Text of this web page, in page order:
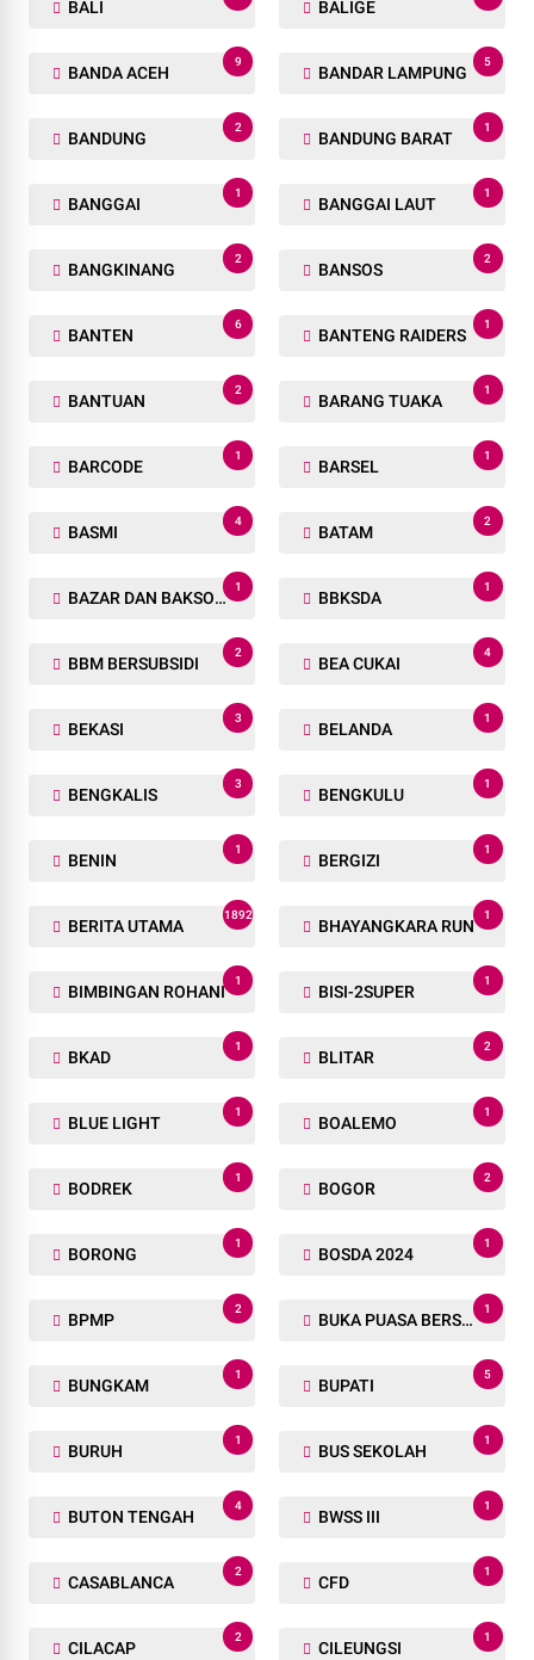
BALI BALIGE
BANDA ACEH
9
BANDAR LAMPUNG
5
BANDUNG
2
BANDUNG BARAT
1
BANGGAI
1
BANGGAI LAUT
1
BANGKINANG
2
BANSOS
2
BANTEN
6
BANTENG RAIDERS
1
BANTUAN
2
BARANG TUAKA
1
BARCODE
1
BARSEL
1
BASMI
4
BATAM
2
BAZAR DAN BAKSOS RAMADHAN
1
BBKSDA
1
BBM BERSUBSIDI
2
BEA CUKAI
4
BEKASI
3
BELANDA
1
BENGKALIS
3
BENGKULU
1
BENIN
1
BERGIZI
1
BERITA UTAMA
1892
BHAYANGKARA RUN
1
BIMBINGAN ROHANI
1
BISI-2SUPER
1
BKAD
1
BLITAR
2
BLUE LIGHT
1
BOALEMO
1
BODREK
1
BOGOR
2
BORONG
1
BOSDA 2024
1
BPMP
2
BUKA PUASA BERSAMA
1
BUNGKAM
1
BUPATI
5
BURUH
1
BUS SEKOLAH
1
BUTON TENGAH
4
BWSS III
1
CASABLANCA
2
CFD
1
CILACAP
2
CILEUNGSI
1